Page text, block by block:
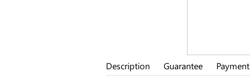
Description Guarantee Payment